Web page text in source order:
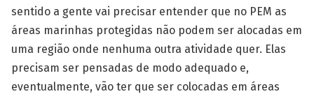
sentido a gente vai precisar entender que no PEM as
áreas marinhas protegidas não podem ser alocadas em
uma região onde nenhuma outra atividade quer. Elas
precisam ser pensadas de modo adequado e,
eventualmente, vão ter que ser colocadas em áreas